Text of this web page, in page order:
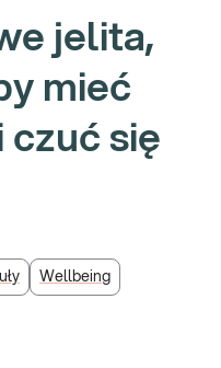
jelita,
mieć
czuć się
Wellbeing